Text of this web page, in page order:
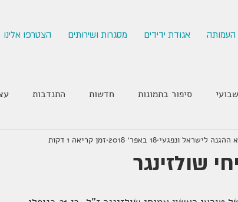
העמותה אגודת ידידים מסגרות ושירותים הצטרפו אלינו
סיפור בתמונות חדשות התנדבות
שולזינגר
ההגנה לישראל ונפגעי 18 באפר׳ 2018 זמן קריאה 1 דקות